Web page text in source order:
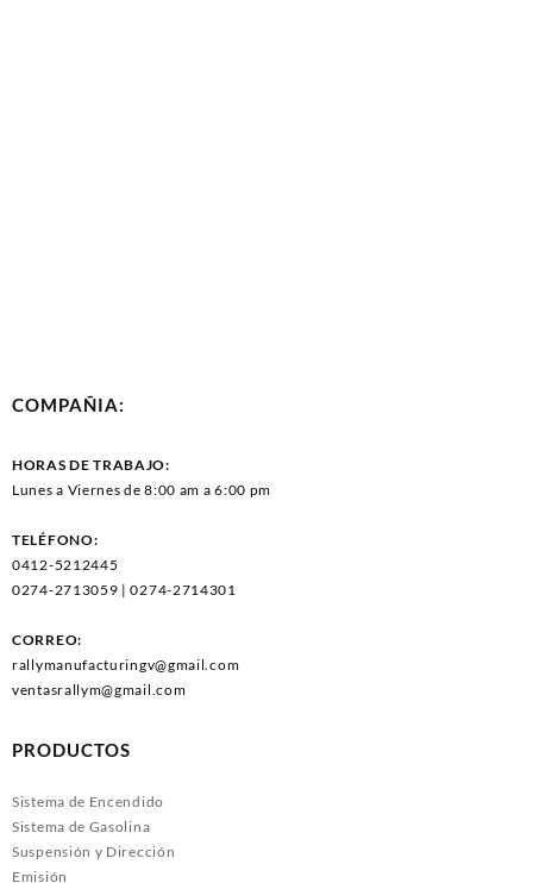
COMPAÑIA:
HORAS DE TRABAJO:
Lunes a Viernes de 8:00 am a 6:00 pm
TELÉFONO:
0412-5212445
0274-2713059 | 0274-2714301
CORREO:
rallymanufacturingv@gmail.com
ventasrallym@gmail.com
PRODUCTOS
Sistema de Encendido
Sistema de Gasolina
Suspensión y Dirección
Emisión